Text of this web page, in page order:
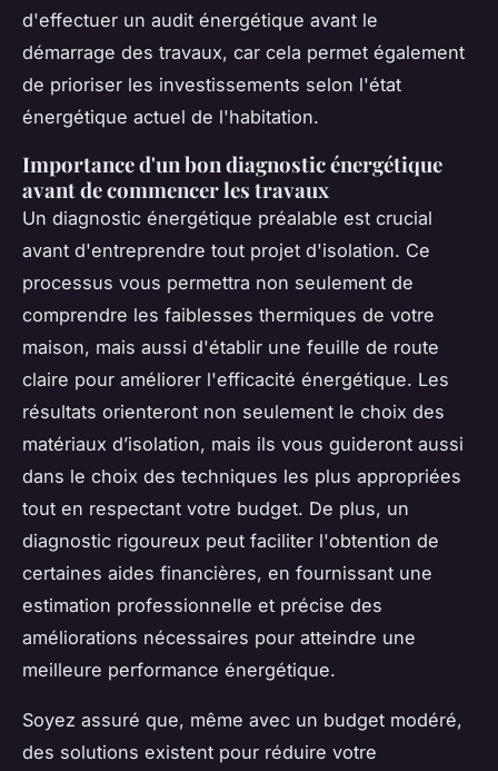
d'effectuer un audit énergétique avant le
démarrage des travaux, car cela permet également
de prioriser les investissements selon l'état
énergétique actuel de l'habitation.
Importance d'un bon diagnostic énergétique
avant de commencer les travaux
Un diagnostic énergétique préalable est crucial
avant d'entreprendre tout projet d'isolation. Ce
processus vous permettra non seulement de
comprendre les faiblesses thermiques de votre
maison, mais aussi d'établir une feuille de route
claire pour améliorer l'efficacité énergétique. Les
résultats orienteront non seulement le choix des
matériaux d’isolation, mais ils vous guideront aussi
dans le choix des techniques les plus appropriées
tout en respectant votre budget. De plus, un
diagnostic rigoureux peut faciliter l'obtention de
certaines aides financières, en fournissant une
estimation professionnelle et précise des
améliorations nécessaires pour atteindre une
meilleure performance énergétique.
Soyez assuré que, même avec un budget modéré,
des solutions existent pour réduire votre